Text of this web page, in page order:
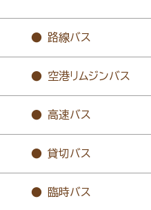
路線バス
空港リムジンバス
高速バス
貸切バス
臨時バス